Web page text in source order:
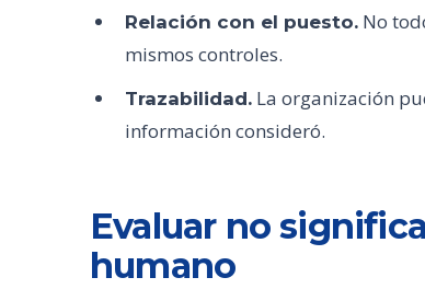
Relación con el puesto. No
mismos controles.
Trazabilidad. La organización
información consideró.
Evaluar no
humano